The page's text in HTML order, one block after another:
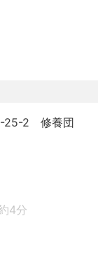
交渉・契約・
25-2 修養団
4分